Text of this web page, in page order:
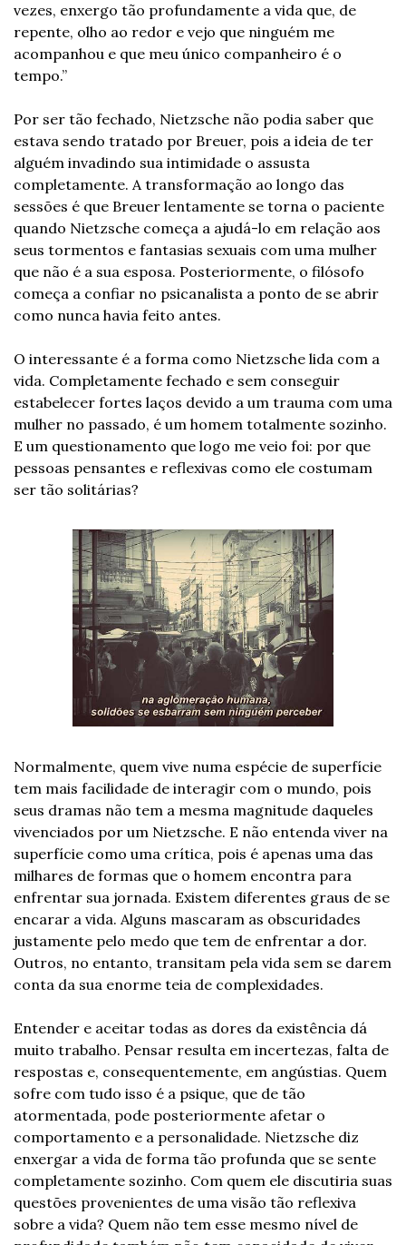
vezes, enxergo tão profundamente a vida que, de
repente, olho ao redor e vejo que ninguém me
acompanhou e que meu único companheiro é o
tempo.”
Por ser tão fechado, Nietzsche não podia saber que
estava sendo tratado por Breuer, pois a ideia de ter
alguém invadindo sua intimidade o assusta
completamente. A transformação ao longo das
sessões é que Breuer lentamente se torna o paciente
quando Nietzsche começa a ajudá-lo em relação aos
seus tormentos e fantasias sexuais com uma mulher
que não é a sua esposa. Posteriormente, o filósofo
começa a confiar no psicanalista a ponto de se abrir
como nunca havia feito antes.
O interessante é a forma como Nietzsche lida com a
vida. Completamente fechado e sem conseguir
estabelecer fortes laços devido a um trauma com uma
mulher no passado, é um homem totalmente sozinho.
E um questionamento que logo me veio foi: por que
pessoas pensantes e reflexivas como ele costumam
ser tão solitárias?
Normalmente, quem vive numa espécie de superfície
tem mais facilidade de interagir com o mundo, pois
seus dramas não tem a mesma magnitude daqueles
vivenciados por um Nietzsche. E não entenda viver na
superfície como uma crítica, pois é apenas uma das
milhares de formas que o homem encontra para
enfrentar sua jornada. Existem diferentes graus de se
encarar a vida. Alguns mascaram as obscuridades
justamente pelo medo que tem de enfrentar a dor.
Outros, no entanto, transitam pela vida sem se darem
conta da sua enorme teia de complexidades.
Entender e aceitar todas as dores da existência dá
muito trabalho. Pensar resulta em incertezas, falta de
respostas e, consequentemente, em angústias. Quem
sofre com tudo isso é a psique, que de tão
atormentada, pode posteriormente afetar o
comportamento e a personalidade. Nietzsche diz
enxergar a vida de forma tão profunda que se sente
completamente sozinho. Com quem ele discutiria suas
questões provenientes de uma visão tão reflexiva
sobre a vida? Quem não tem esse mesmo nível de